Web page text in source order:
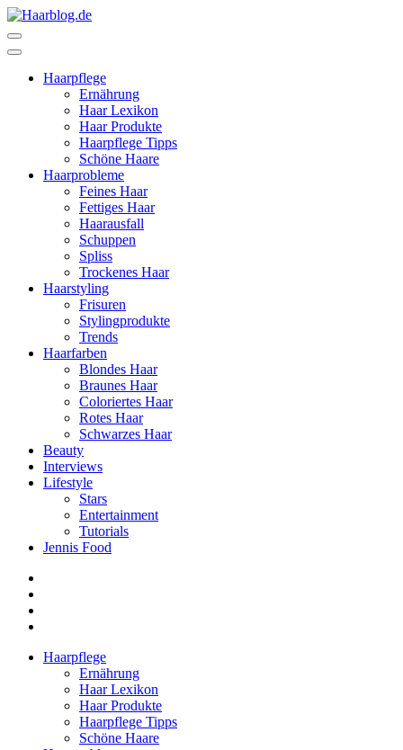
Zum
Inhalt
springen
drücken)Haarpflege
Ernährung
Haar Lexikon
Haar Produkte
Haarpflege Tipps
Schöne Haare
Haarprobleme
Feines Haar
Fettiges Haar
Haarausfall
Schuppen
Spliss
Trockenes Haar
Haarstyling
Frisuren
Stylingprodukte
Trends
Haarfarben
Blondes Haar
Braunes Haar
Coloriertes Haar
Rotes Haar
Schwarzes Haar
Beauty
Interviews
Lifestyle
Stars
Entertainment
Tutorials
Jennis Food
Haarpflege
Ernährung
Haar Lexikon
Haar Produkte
Haarpflege Tipps
Schöne Haare